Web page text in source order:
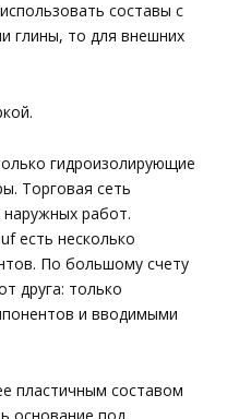
составы с
глины, то для внешних
гидроизолирующие
Торговая сеть
наружных работ.
есть несколько
По большому счету
друга: только
и вводимыми
пластичным составом